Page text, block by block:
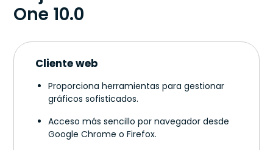
One 10.0
Cliente web
Proporciona herramientas para gestionar
gráficos sofisticados.
Acceso más sencillo por navegador desde
Google Chrome o Firefox.